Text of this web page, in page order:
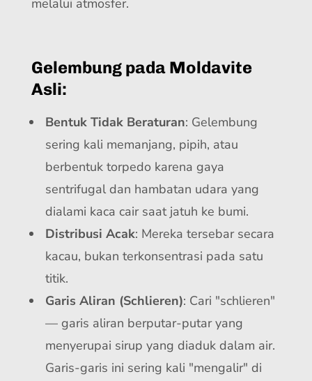
melalui atmosfer.
Gelembung pada Moldavite
Asli:
Bentuk Tidak Beraturan: Gelembung
sering kali memanjang, pipih, atau
berbentuk torpedo karena gaya
sentrifugal dan hambatan udara yang
dialami kaca cair saat jatuh ke bumi.
Distribusi Acak: Mereka tersebar secara
kacau, bukan terkonsentrasi pada satu
titik.
Garis Aliran (Schlieren): Cari "schlieren"
— garis aliran berputar-putar yang
menyerupai sirup yang diaduk dalam air.
Garis-garis ini sering kali "mengalir" di